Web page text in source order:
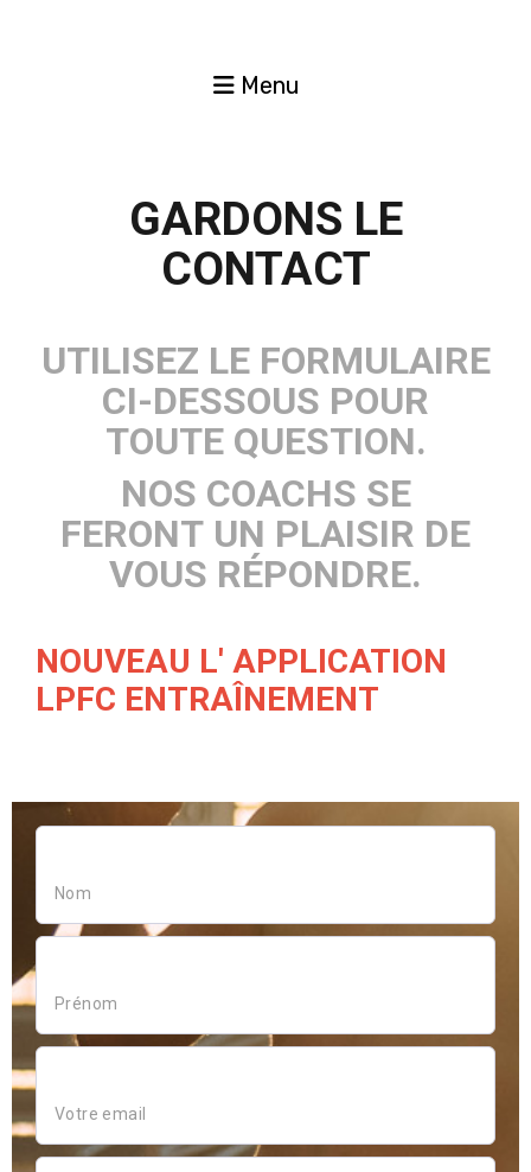
Menu
GARDONS LE
CONTACT
UTILISEZ LE FORMULAIRE
CI-DESSOUS POUR
TOUTE QUESTION.
NOS COACHS SE
FERONT UN PLAISIR DE
VOUS RÉPONDRE.
NOUVEAU L' APPLICATION
LPFC ENTRAÎNEMENT